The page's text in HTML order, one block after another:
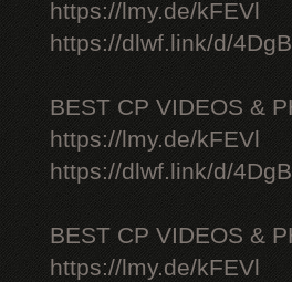
https://lmy.de/kFEVl
https://dlwf.link/d/4DgB
BEST CP VIDEOS &
https://lmy.de/kFEVl
https://dlwf.link/d/4DgB
BEST CP VIDEOS &
https://lmy.de/kFEVl